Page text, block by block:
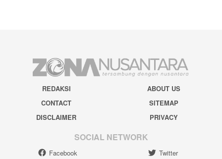
REDAKSI
ABOUT US
CONTACT
SITEMAP
DISCLAIMER
PRIVACY
SOCIAL NETWORK
Facebook Twitter